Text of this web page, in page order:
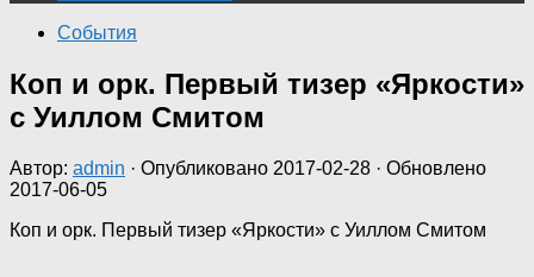
События
Коп и орк. Первый тизер «Яркости»
с Уиллом Смитом
Автор: admin · Опубликовано 2017-02-28 · Обновлено
2017-06-05
Коп и орк. Первый тизер «Яркости» с Уиллом Смитом